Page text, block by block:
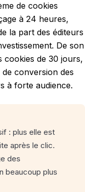
de cookies
à 24 heures,
la part des éditeurs
De son
cookies de 30 jours,
conversion des
à forte audience.
: plus elle est
après le clic.
des
beaucoup plus